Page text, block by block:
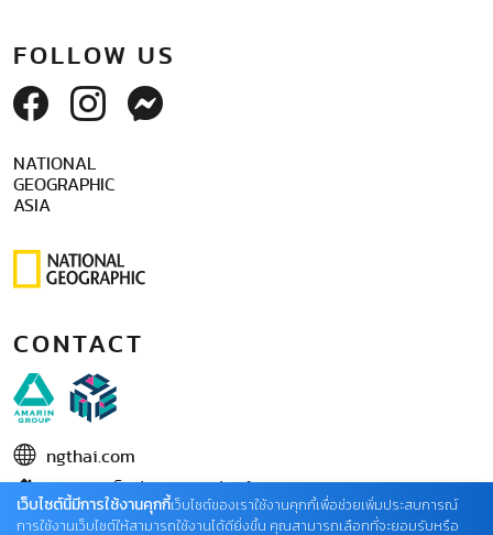
FOLLOW US
NATIONAL
GEOGRAPHIC
ASIA
CONTACT
ngthai.com
บริษัท เอเอ็มอี อิมเมจิเนทีฟ จำกัด
ในเครือ บริษัท อมรินทร์ คอร์เปอเรชั่นส์ จำกัด (มหาชน)
เว็บไซต์นี้มีการใช้งานคุกกี้เว็บไซต์ของเราใช้งานคุกกี้เพื่อช่วยเพิ่มประสบการณ์
การใช้งานเว็บไซต์ให้สามารถใช้งานได้ดียิ่งขึ้น คุณสามารถเลือกที่จะยอมรับหรือ